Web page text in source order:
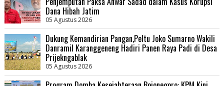
Dana Hibah Jatim
05 Agustus 2026
Dukung Kemandirian Pangan,Peltu Joko Sumarno Wakili
Danramil Karanggeneng Hadiri Panen Raya Padi di Desa
Prijekngablak
05 Agustus 2026